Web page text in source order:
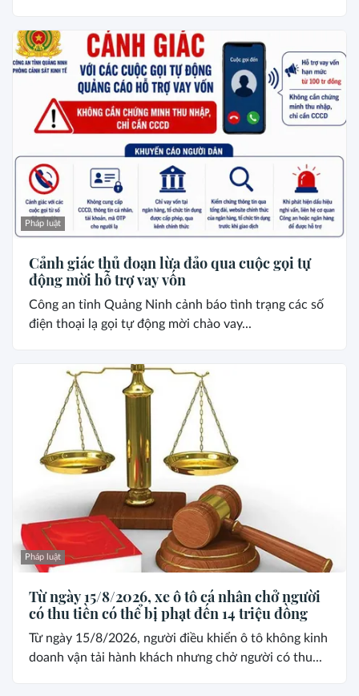
Pháp luật
Cảnh giác thủ đoạn lừa đảo qua cuộc gọi tự
động mời hỗ trợ vay vốn
Công an tỉnh Quảng Ninh cảnh báo tình trạng các số
điện thoại lạ gọi tự động mời chào vay...
Pháp luật
Từ ngày 15/8/2026, xe ô tô cá nhân chở người
có thu tiền có thể bị phạt đến 14 triệu đồng
Từ ngày 15/8/2026, người điều khiển ô tô không kinh
doanh vận tải hành khách nhưng chở người có thu...